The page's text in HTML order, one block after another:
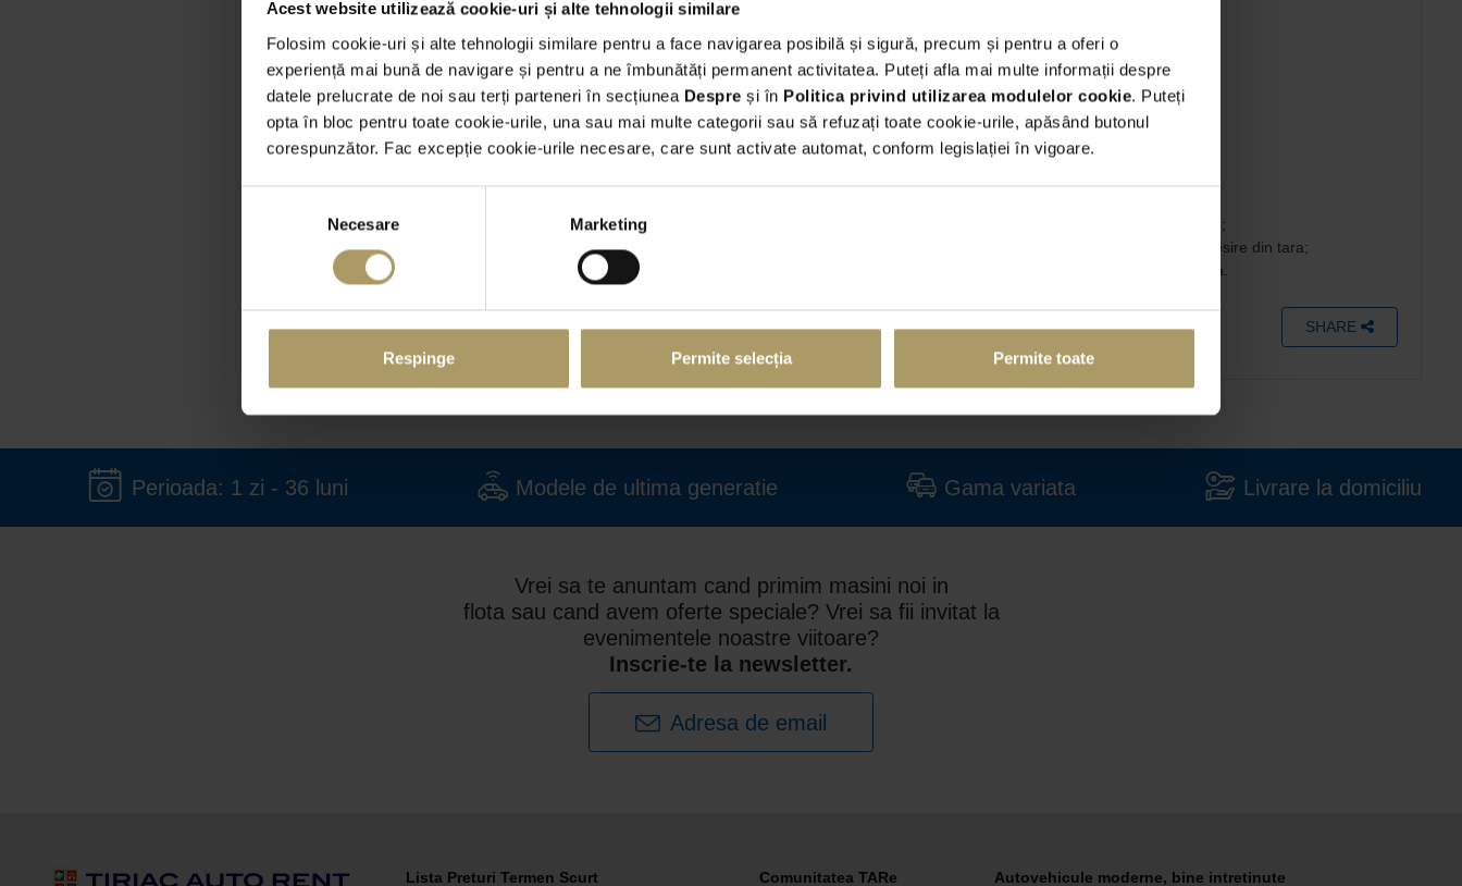
Acest website utilizează cookie-uri și alte tehnologii similare
Folosim cookie-uri și alte tehnologii similare pentru a face navigarea posibilă și sigură, precum și pentru a oferi o
experiență mai bună de navigare și pentru a ne îmbunătăți permanent activitatea. Puteți afla mai multe informații despre
datele prelucrate de noi sau terți parteneri în secțiunea Despre și în Politica privind utilizarea modulelor cookie. Puteți
opta în bloc pentru toate cookie-urile, una sau mai multe categorii sau să refuzați toate cookie-urile, apăsând butonul
corespunzător. Fac excepție cookie-urile necesare, care sunt activate automat, conform legislației în vigoare.
consimțământului
Necesare Marketing
Respinge Permite selecția Permite toate
Conditii generale
Tarifele sunt exprimate in EUR si includ TVA;
Curs facturare BNR + 2%;
Numar de kilometri inclusi in contract -
conform tabel atasat;
LIMITĂ DE KILOMETRI PARCURȘI – ÎNCHIRIERI AUTO
Cost returnare pentru diferente nivel combustibil: 4 EUR / litru - TVA inclusa;
Oferta este valabila pentru utilizare EXCLUSIVA pe teritoriul Romaniei (monitorizare GPS inclusa);
Pentru parasirea teritoriului Romaniei este necesara emiterea anticipata a unei imputerniciri de iesire din tara;
Taxa Emitere imputernicire de iesire din tara (valabila doar pe teritoriul UE): 40 EUR - TVA inclusa.
Am citit si sunt de acord cu
termenii si conditiile
SHARE
Perioada: 1 zi - 36 luni Modele de ultima generatie Gama variata Livrare la domiciliu
Vrei sa te anuntam cand primim masini noi in
flota sau cand avem oferte speciale? Vrei sa fii invitat la
evenimentele noastre viitoare?
Inscrie-te la newsletter.
Adresa de email
Lista Preturi Termen Scurt Comunitatea TARe Autovehicule moderne, bine intretinute